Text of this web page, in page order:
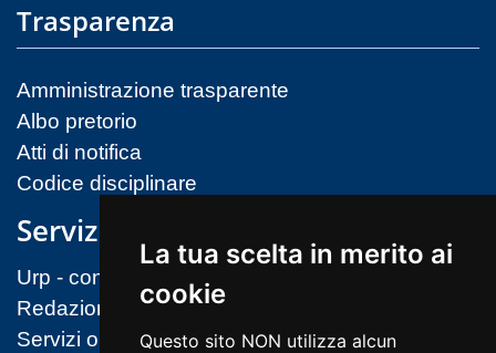
La tua scelta in merito ai
cookie
Questo sito NON utilizza alcun
Trasparenza
Amministrazione trasparente
Albo pretorio
Atti di notifica
Codice disciplinare
Servizi
Urp - contatti
Redazione sito
Servizi on-line (MIM)